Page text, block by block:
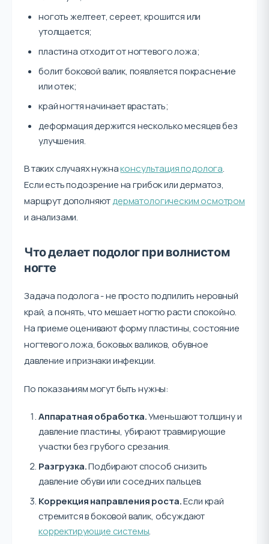
ноготь желтеет, сереет, крошится или
утолщается;
пластина отходит от ногтевого ложа;
болит боковой валик, появляется покраснение
или отек;
край ногтя начинает врастать;
деформация держится несколько месяцев без
улучшения.
В таких случаях нужнаконсультация подолога.
Если есть подозрение на грибок или дерматоз,
маршрут дополняютдерматологическим осмотром
и анализами.
Что делает подолог при волнистом
ногте
Задача подолога - не просто подпилить неровный
край, а понять, что мешает ногтю расти спокойно.
На приеме оценивают форму пластины, состояние
ногтевого ложа, боковых валиков, обувное
давление и признаки инфекции.
По показаниям могут быть нужны:
Аппаратная обработка.Уменьшают толщину и
давление пластины, убирают травмирующие
участки без грубого срезания.
Разгрузка.Подбирают способ снизить
давление обуви или соседних пальцев.
Коррекция направления роста.Если край
стремится в боковой валик, обсуждают
корректирующие системы.